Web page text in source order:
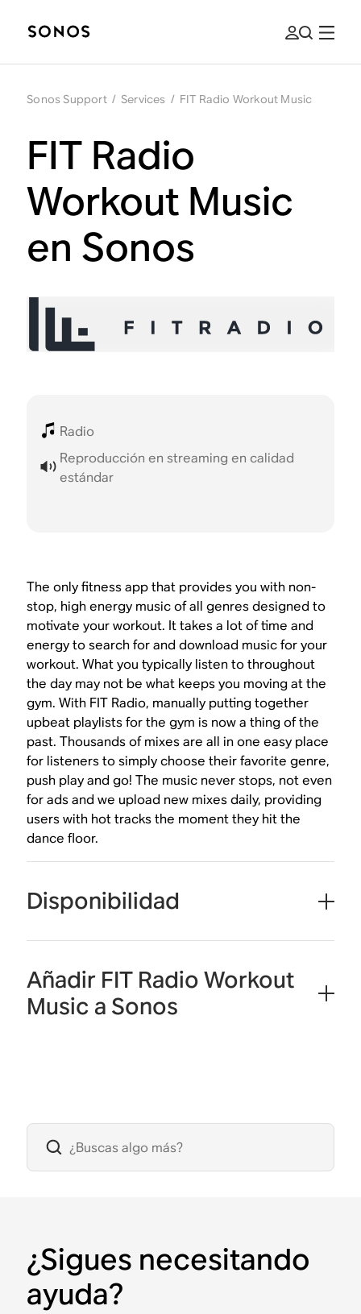
Sonos Support / Services / FIT Radio Workout Music
FIT Radio
Workout Music
en Sonos
Radio
Reproducción en streaming en calidad
estándar
The only fitness app that provides you with non-
stop, high energy music of all genres designed to
motivate your workout. It takes a lot of time and
energy to search for and download music for your
workout. What you typically listen to throughout
the day may not be what keeps you moving at the
gym. With FIT Radio, manually putting together
upbeat playlists for the gym is now a thing of the
past. Thousands of mixes are all in one easy place
for listeners to simply choose their favorite genre,
push play and go! The music never stops, not even
for ads and we upload new mixes daily, providing
users with hot tracks the moment they hit the
dance floor.
Disponibilidad
Añadir FIT Radio Workout
Music a Sonos
¿Sigues necesitando
ayuda?